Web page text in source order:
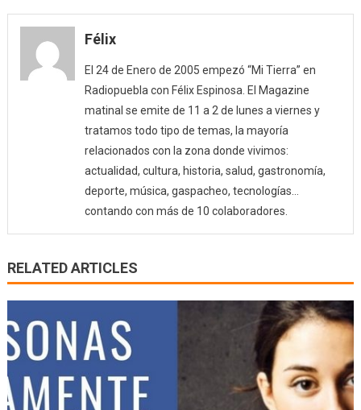
y
Félix
El 24 de Enero de 2005 empezó “Mi Tierra” en
Radiopuebla con Félix Espinosa. El Magazine
matinal se emite de 11 a 2 de lunes a viernes y
tratamos todo tipo de temas, la mayoría
relacionados con la zona donde vivimos:
actualidad, cultura, historia, salud, gastronomía,
deporte, música, gaspacheo, tecnologías…
contando con más de 10 colaboradores.
RELATED ARTICLES